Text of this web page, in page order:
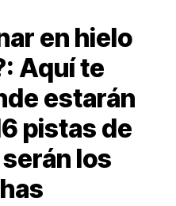
en hielo
Aquí te
estarán
pistas de
los